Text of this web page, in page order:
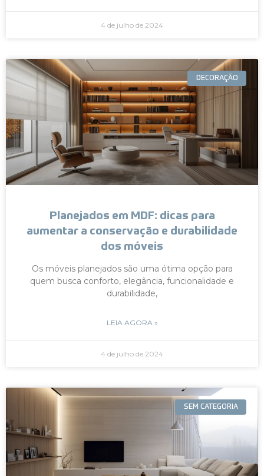
4 de julho de 2024
DECORAÇÃO
Planejados em MDF: dicas para
aumentar a conservação e durabilidade
dos móveis
Os móveis planejados são uma ótima opção para
quem busca conforto, elegância, funcionalidade e
durabilidade,
LEIA AGORA »
4 de julho de 2024
SEM CATEGORIA